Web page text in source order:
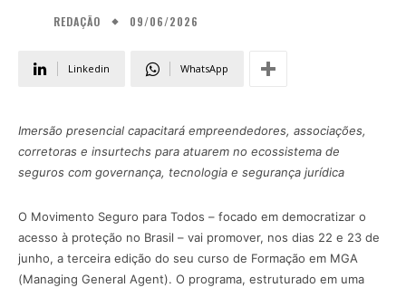
REDAÇÃO 09/06/2026
Linkedin WhatsApp
Imersão presencial capacitará empreendedores, associações,
corretoras e insurtechs para atuarem no ecossistema de
seguros com governança, tecnologia e segurança jurídica
O Movimento Seguro para Todos – focado em democratizar o
acesso à proteção no Brasil – vai promover, nos dias 22 e 23 de
junho, a terceira edição do seu curso de Formação em MGA
(Managing General Agent). O programa, estruturado em uma